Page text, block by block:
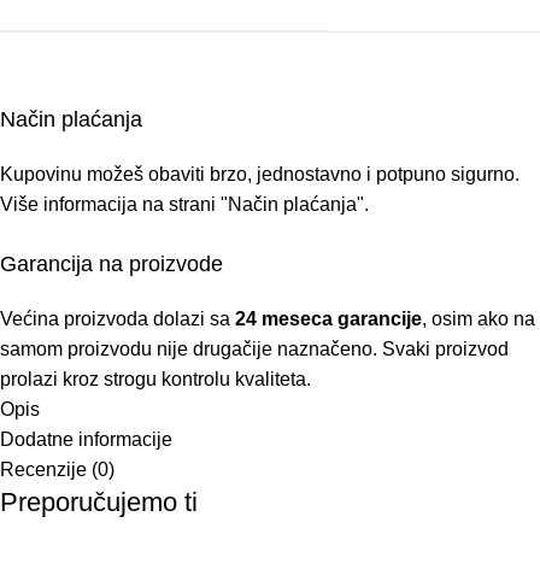
Način plaćanja
Kupovinu možeš obaviti brzo, jednostavno i potpuno sigurno.
Više informacija na strani "Način plaćanja".
Garancija na proizvode
Većina proizvoda dolazi sa 24 meseca garancije, osim ako na
samom proizvodu nije drugačije naznačeno. Svaki proizvod
prolazi kroz strogu kontrolu kvaliteta.
Opis
Dodatne informacije
Recenzije (0)
Preporučujemo ti